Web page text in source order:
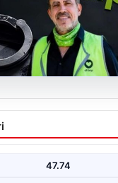
yönetimine
süreci başladı
47.74